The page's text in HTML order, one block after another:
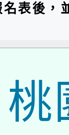
表後，
桃